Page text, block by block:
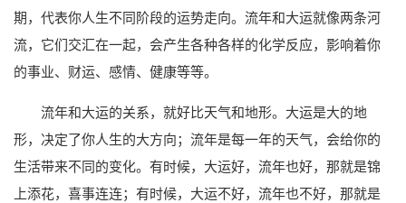
期，代表你人生不同阶段的运势走向。流年和大运就像两条河
流，它们交汇在一起，会产生各种各样的化学反应，影响着你
的事业、财运、感情、健康等等。
流年和大运的关系，就好比天气和地形。大运是大的地
形，决定了你人生的大方向；流年是每一年的天气，会给你的
生活带来不同的变化。有时候，大运好，流年也好，那就是锦
上添花，喜事连连；有时候，大运不好，流年也不好，那就是